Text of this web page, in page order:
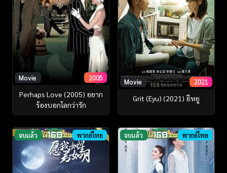
Movie 2005
Perhaps Love (2005) อยาก
ร้องบอกโลกว่ารัก
Movie 2021
Grit (Eyu) (2021) อีหยู
จบแล้ว พากย์ไทย จบแล้ว พากย์ไทย